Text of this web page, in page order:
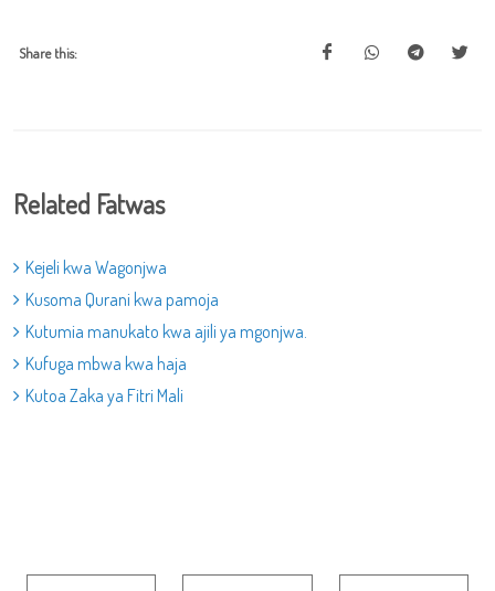
Share this:
Related Fatwas
Kejeli kwa Wagonjwa
Kusoma Qurani kwa pamoja
Kutumia manukato kwa ajili ya mgonjwa.
Kufuga mbwa kwa haja
Kutoa Zaka ya Fitri Mali